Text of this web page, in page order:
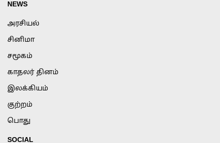
NEWS
அரசியல்
சினிமா
சமூகம்
காதலர் தினம்
இலக்கியம்
குற்றம்
பொது
SOCIAL